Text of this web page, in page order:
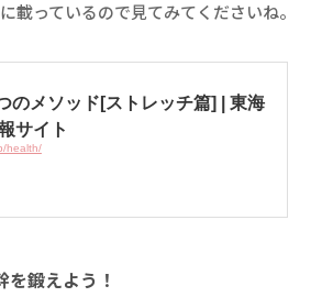
載っているので見てみてくださいね。
のメソッド[ストレッチ篇] | 東海
サイト
health/
鍛えよう！